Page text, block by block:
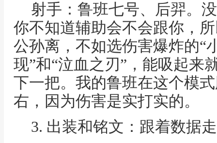
射手：鲁班七号、后羿。
你不知道辅助会不会跟你，
公孙离，不如选伤害爆炸的“
现”和“泣血之刃”，能吸起
下一把。我的鲁班在这个模
右，因为伤害是实打实的。
3. 出装和铭文：跟着数据